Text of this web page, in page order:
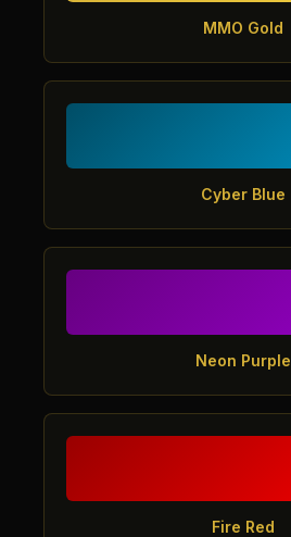
MMO Gold
Cyber Blue
Neon Purple
Fire Red